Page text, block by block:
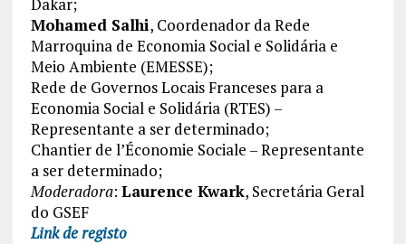
Mohamed Salhi, Coordenador da Rede
Marroquina de Economia Social e Solidária e
Meio Ambiente (EMESSE);
Rede de Governos Locais Franceses para a
Economia Social e Solidária (RTES) –
Representante a ser determinado;
Chantier de l’Économie Sociale – Representante
a ser determinado;
Moderadora: Laurence Kwark, Secretária Geral
do GSEF
Link de registo